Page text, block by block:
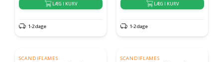
LÆG I KURV
1-2 dage
LÆG I KURV
1-2 dage
SCANDIFLAMES SCANDIFLAMES